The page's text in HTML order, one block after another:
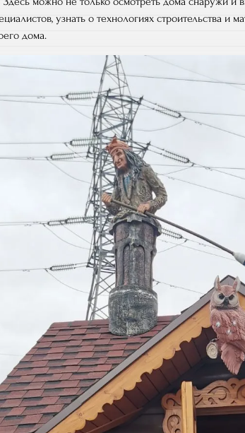
узнать о технологиях строительства и
дома.